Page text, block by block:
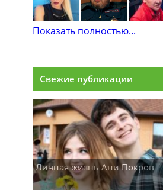
Показать полностью...
Свежие публикации
Личная жизнь Ани Покров